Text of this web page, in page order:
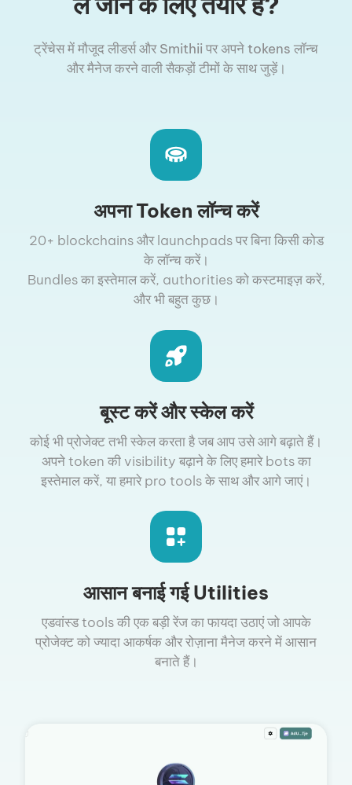
ट्रेंचेस में मौजूद लीडर्स और Smithii पर अपने tokens लॉन्च
और मैनेज करने वाली सैकड़ों टीमों के साथ जुड़ें।
अपना Token लॉन्च करें
20+ blockchains और launchpads पर बिना किसी कोड
के लॉन्च करें।
Bundles का इस्तेमाल करें, authorities को कस्टमाइज़ करें,
और भी बहुत कुछ।
बूस्ट करें और स्केल करें
कोई भी प्रोजेक्ट तभी स्केल करता है जब आप उसे आगे बढ़ाते हैं।
अपने token की visibility बढ़ाने के लिए हमारे bots का
इस्तेमाल करें, या हमारे pro tools के साथ और आगे जाएं।
आसान बनाई गई Utilities
एडवांस्ड tools की एक बड़ी रेंज का फायदा उठाएं जो आपके
प्रोजेक्ट को ज्यादा आकर्षक और रोज़ाना मैनेज करने में आसान
बनाते हैं।